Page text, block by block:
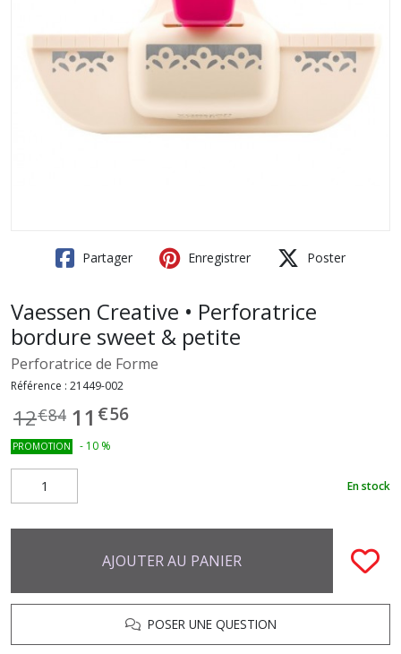
Partager Enregistrer Poster
Vaessen Creative • Perforatrice
bordure sweet & petite
Perforatrice de Forme
Référence : 21449-002
12€84 11 €56
PROMOTION - 10 %
En stock
AJOUTER AU PANIER
POSER UNE QUESTION